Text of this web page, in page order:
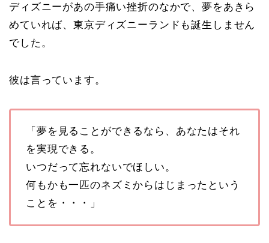
ディズニーがあの手痛い挫折のなかで、夢をあきら
めていれば、東京ディズニーランドも誕生しません
でした。
彼は言っています。
「夢を見ることができるなら、あなたはそれ
を実現できる。
いつだって忘れないでほしい。
何もかも一匹のネズミからはじまったという
ことを・・・」